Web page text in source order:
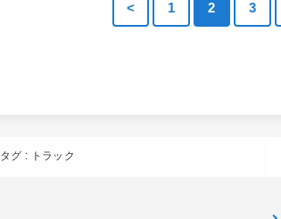
< 1 2 3
タグ : トラック